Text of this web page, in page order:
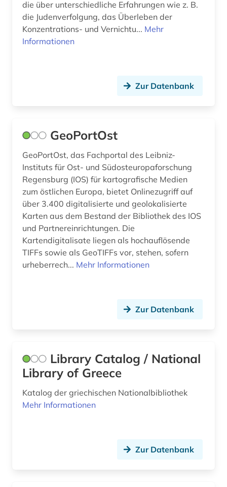
Ungarn (2)
die über unterschiedliche Erfahrungen wie z. B.
die Judenverfolgung, das Überleben der
Konzentrations- und Vernichtu... Mehr
Informationen
Zur Datenbank
GeoPortOst
GeoPortOst, das Fachportal des Leibniz-
Instituts für Ost- und Südosteuropaforschung
Regensburg (IOS) für kartografische Medien
zum östlichen Europa, bietet Onlinezugriff auf
über 3.400 digitalisierte und geolokalisierte
Karten aus dem Bestand der Bibliothek des IOS
und Partnereinrichtungen. Die
Kartendigitalisate liegen als hochauflösende
TIFFs sowie als GeoTIFFs vor, stehen, sofern
urheberrech... Mehr Informationen
Zur Datenbank
Library Catalog / National
Library of Greece
Katalog der griechischen Nationalbibliothek
Mehr Informationen
Zur Datenbank